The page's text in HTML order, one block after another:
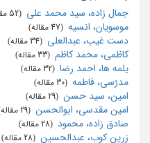
جمال زاده، سید محمد علی
موسویان، انسیه
دست غیب، عبدالعلی
کاظمی، محمد کاظم
یلمه ها، احمد رضا
مدرّسی، فاطمه
امین، سید حسن
امین مقدسی، ابوالحسن
صادق زاده، محمود
زرین کوب، عبدالحسین